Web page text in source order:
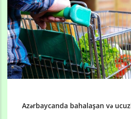
Azərbaycanda bahalaşan və